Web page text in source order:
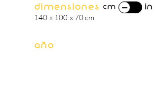
Dimensiones
140 x 100 x 70 cm
cm in
Año